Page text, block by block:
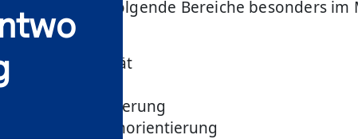
Dabei stehen folgende Bereiche besonders
Wiesbaden
und Mobilität
-populismus
und Digitalisierung
und Sozialraumorientierung